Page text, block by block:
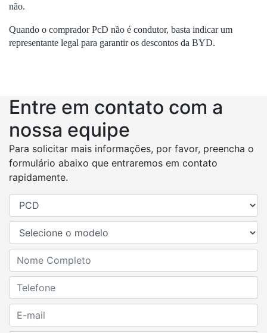
não.
Quando o comprador PcD não é condutor, basta indicar um
representante legal para garantir os descontos da BYD.
Entre em contato com a
nossa equipe
Para solicitar mais informações, por favor, preencha o
formulário abaixo que entraremos em contato
rapidamente.